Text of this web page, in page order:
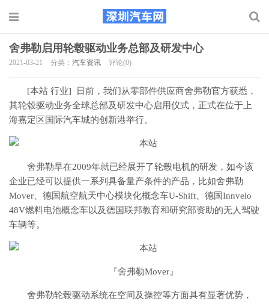
舍弗勒启用轮毂驱动业务总部及研发中心
2021-03-21 分类： 汽车资讯 评论(0)
[本站 行业] 日前，我们从零部件供应商舍弗勒官方获悉，
其轮毂驱动业务全球总部及研发中心启用仪式，正式在位于上
海嘉定区国际汽车城的创新港举行。
舍弗勒早在2009年就已经展开了轮毂电机的研发，如今该
企业已经可以提供一系列具备量产条件的产品，比如舍弗勒
Mover、德国航空航天中心模块化概念车U-Shift、德国Innvelo
48V燃料电池概念车以及德国联邦教育和研究部资助的无人驾驶
车辆等。
『舍弗勒Mover』
舍弗勒轮毂驱动系统在空间及操控等方面具有显著优势，